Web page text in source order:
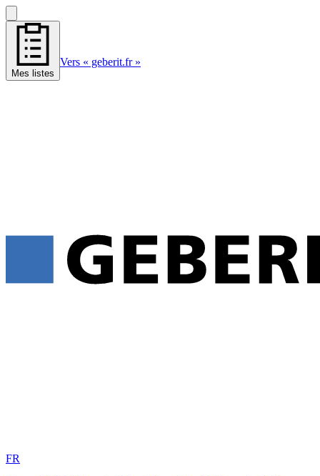
Mes listes
Vers « geberit.fr »
FR